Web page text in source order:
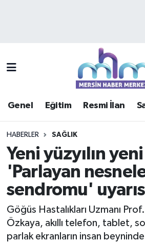
Genel Eğitim Resmi İlan
HABERLER SAĞLIK
Yeni yüzyılın
'Parlayan
sendromu'
Göğüs Hastalıkları Uzmanı
Özkaya, akıllı telefon, tablet,
parlak ekranların insan
Güncel
Haberde insan
Kültür - Sanat
Mersin Trafik Yoğunluk
Süper Lig Puan Durumu ve
Haber Arşivi